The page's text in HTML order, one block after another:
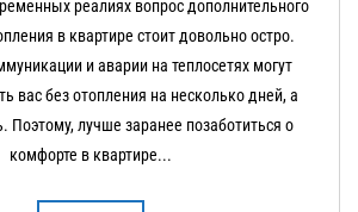
реалиях вопрос дополнительного
в квартире стоит довольно остро.
и аварии на теплосетях могут
вас без отопления на несколько дней, а
Поэтому, лучше заранее позаботиться о
комфорте в квартире...